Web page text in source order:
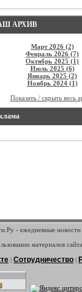
АРХИВ
Март 2026 (2)
Февраль 2026 (7)
Октябрь 2025 (1)
Июль 2025 (6)
Январь 2025 (2)
Ноябрь 2024 (1)
Показать / скрыть весь
- ежедневные
материалов
| Сотрудничество |